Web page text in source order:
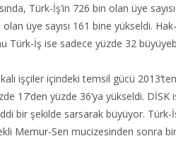
Türk-İş’in 726 bin olan üye
olan üye sayısı 161 bine yükseldi.
Türk-İş ise sadece yüzde 32
işçiler içindeki temsil gücü
17’den yüzde 36’ya yükseldi. DİSK
bir şekilde sarsarak büyüyor.
Memur-Sen mucizesinden sonra bir